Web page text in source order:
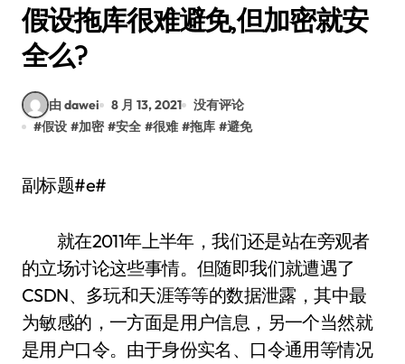
假设拖库很难避免,但加密就安
全么?
由 dawei 8 月 13, 2021
没有评论
#假设 #加密 #安全 #很难 #拖库 #避免
副标题#e#
就在2011年上半年，我们还是站在旁观者
的立场讨论这些事情。但随即我们就遭遇了
CSDN、多玩和天涯等等的数据泄露，其中最
为敏感的，一方面是用户信息，另一个当然就
是用户口令。由于身份实名、口令通用等情况